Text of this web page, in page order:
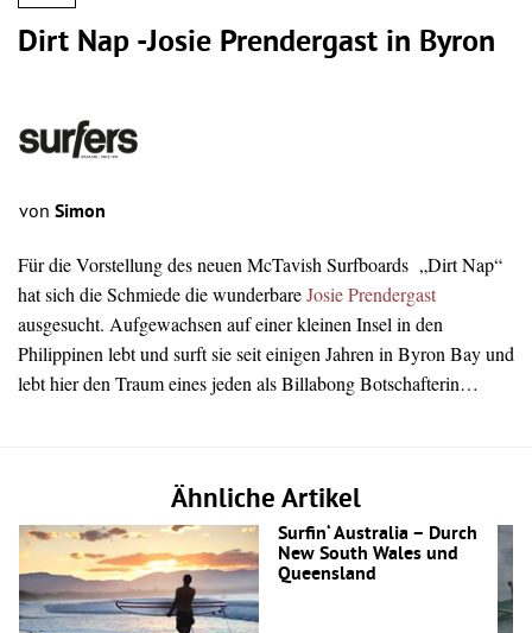
Dirt Nap -Josie Prendergast in Byron
von Simon
Für die Vorstellung des neuen McTavish Surfboards „Dirt Nap“
hat sich die Schmiede die wunderbareJosie Prendergast
ausgesucht. Aufgewachsen auf einer kleinen Insel in den
Philippinen lebt und surft sie seit einigen Jahren in Byron Bay und
lebt hier den Traum eines jeden als Billabong Botschafterin…
Ähnliche Artikel
Surfin‘ Australia – Durch
New South Wales und
Queensland